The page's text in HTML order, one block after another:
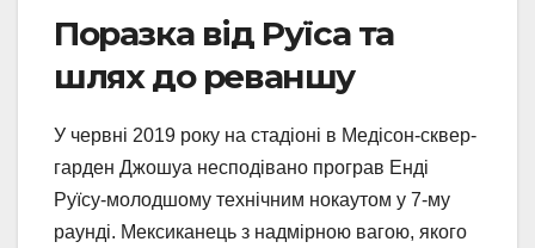
Поразка від Руїса та
шлях до реваншу
У червні 2019 року на стадіоні в Медісон-сквер-
гарден Джошуа несподівано програв Енді
Руїсу-молодшому технічним нокаутом у 7-му
раунді. Мексиканець з надмірною вагою, якого